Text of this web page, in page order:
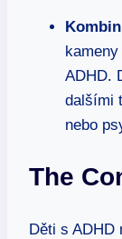
ADHD.
dalšími
nebo
The
Děti s ADHD